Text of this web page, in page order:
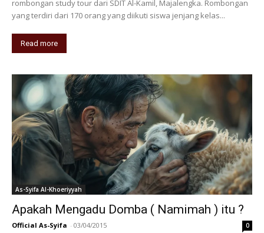
rombongan study tour dari SDIT Al-Kamil, Majalengka. Rombongan
yang terdiri dari 170 orang yang diikuti siswa jenjang kelas...
Read more
As-Syifa Al-Khoeriyyah
Apakah Mengadu Domba ( Namimah ) itu ?
Official As-Syifa - 03/04/2015 0